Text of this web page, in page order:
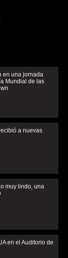
en una jornada
Mundial de las
a nuevas
muy lindo, una
en el Auditorio de